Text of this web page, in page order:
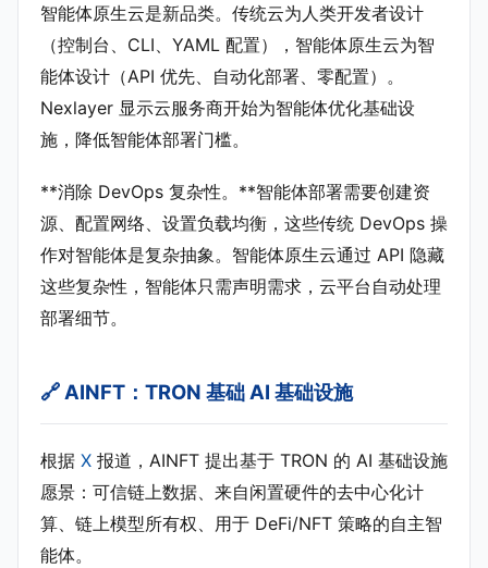
智能体原生云是新品类。传统云为人类开发者设计
（控制台、CLI、YAML 配置），智能体原生云为智
能体设计（API 优先、自动化部署、零配置）。
Nexlayer 显示云服务商开始为智能体优化基础设
施，降低智能体部署门槛。
**消除 DevOps 复杂性。**智能体部署需要创建资
源、配置网络、设置负载均衡，这些传统 DevOps 操
作对智能体是复杂抽象。智能体原生云通过 API 隐藏
这些复杂性，智能体只需声明需求，云平台自动处理
部署细节。
🔗 AINFT：TRON 基础 AI 基础设施
根据 X 报道，AINFT 提出基于 TRON 的 AI 基础设施
愿景：可信链上数据、来自闲置硬件的去中心化计
算、链上模型所有权、用于 DeFi/NFT 策略的自主智
能体。